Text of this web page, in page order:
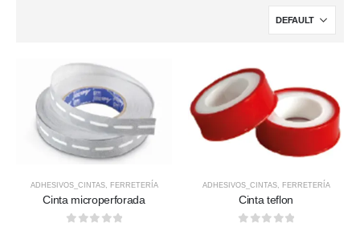
ADHESIVOS_CINTAS, FERRETERÍA
Cinta microperforada
ADHESIVOS_CINTAS, FERRETERÍA
Cinta teflon